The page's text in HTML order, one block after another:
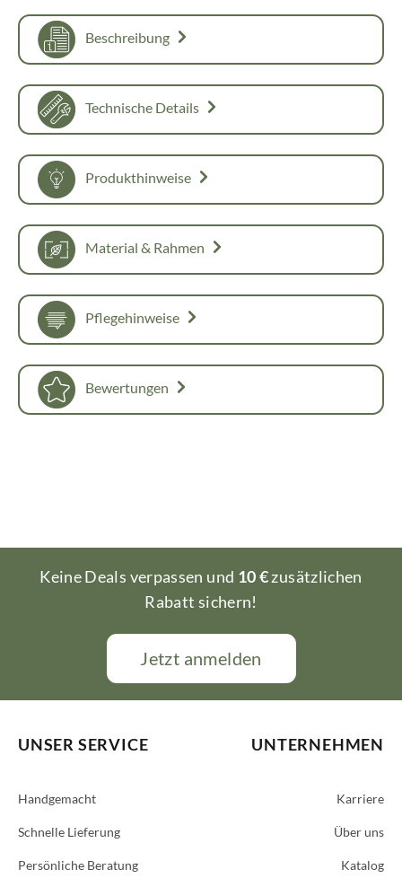
Beschreibung
Technische Details
Produkthinweise
Material & Rahmen
Pflegehinweise
Bewertungen
Keine Deals verpassen und 10 €zusätzlichen
Rabatt sichern!
Jetzt anmelden
UNSER SERVICE
Handgemacht
Schnelle Lieferung
Persönliche Beratung
UNTERNEHMEN
Karriere
Über uns
Katalog